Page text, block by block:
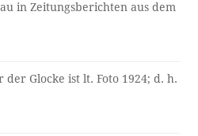
in Zeitungsberichten aus dem
der Glocke ist lt. Foto 1924; d. h.